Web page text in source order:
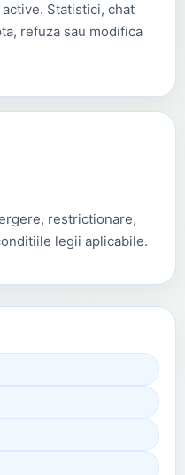
Statistici, chat
refuza sau modifica
restrictionare,
legii aplicabile.